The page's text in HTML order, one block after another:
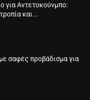
για Αντετοκούνμπο:
και...
σαφές προβάδισμα για